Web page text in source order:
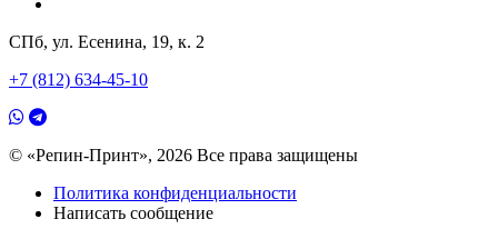
СПб, ул. Есенина, 19, к. 2
+7 (812) 634-45-10
© «Репин-Принт», 2026 Все права защищены
Политика конфиденциальности
Написать сообщение